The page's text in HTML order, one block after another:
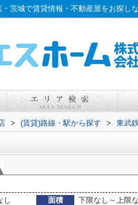
茨城で賃貸情報・不動産屋をお探し
> (賃貸)路線・駅から探す > 東武
し 面積 下限なし～上限